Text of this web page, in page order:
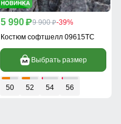
5 990 p9 900 p-39%
Костюм софтшелл 09615TC
Выбрать размер
50 52 54 56